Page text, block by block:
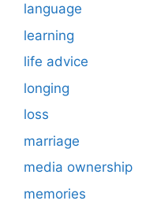
language
learning
life advice
longing
loss
marriage
media ownership
memories